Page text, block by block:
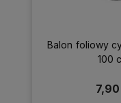
Balon foliowy
100
7,90